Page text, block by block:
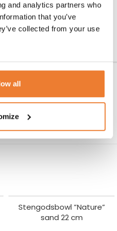
and analytics partners who
that you’ve
collected from your use
all
Art nr.6604
48kr
Glasskål 14,5 cm
4kr
LÄGG TILL I VARUKORG
Stengodsbowl ”Nature”
sand 22 cm